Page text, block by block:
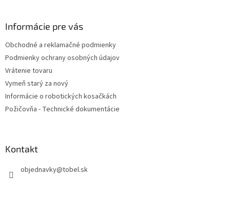
Informácie pre vás
Obchodné a reklamačné podmienky
Podmienky ochrany osobných údajov
Vrátenie tovaru
Vymeň starý za nový
Informácie o robotických kosačkách
Požičovňa - Technické dokumentácie
Kontakt
objednavky@tobel.sk